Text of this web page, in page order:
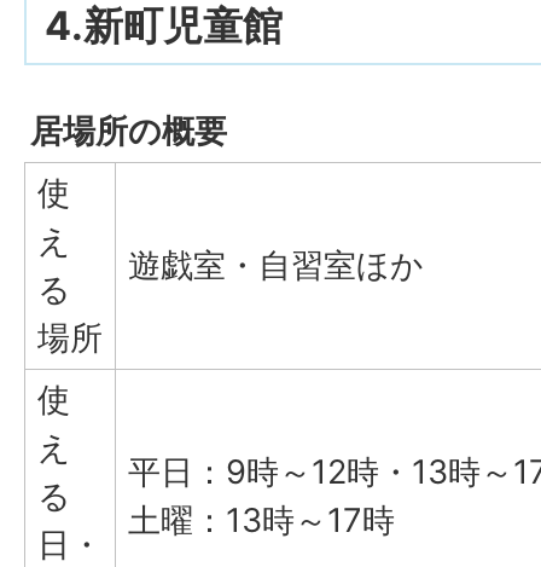
4.新町児童館
居場所の概要
使
え
る
場所
遊戯室・自習室ほか
使
え
る
日・
平日：9時～12時・13時～
土曜：13時～17時